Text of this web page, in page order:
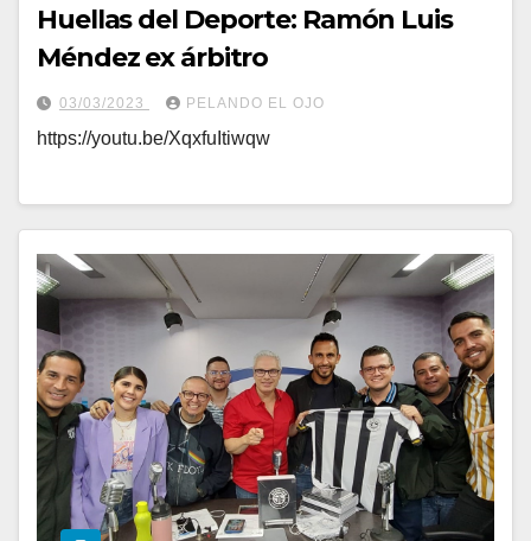
Huellas del Deporte: Ramón Luis
Méndez ex árbitro
03/03/2023 PELANDO EL OJO
https://youtu.be/XqxfuItiwqw